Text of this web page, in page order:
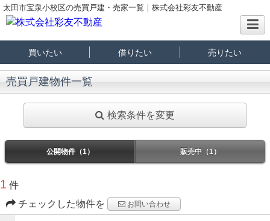
太田市宝泉小校区の売買戸建・売家一覧｜株式会社彩友不動産
買いたい 借りたい 売りたい
売買戸建物件一覧
検索条件を変更
公開物件（1） 販売中（1）
1 件
チェックした物件を
お問い合わせ